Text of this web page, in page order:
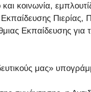
κοινωνία,
Πιερίας,
Εκπαίδευσης για
μας»